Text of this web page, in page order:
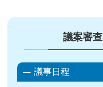
:::
議案審查
議事日程